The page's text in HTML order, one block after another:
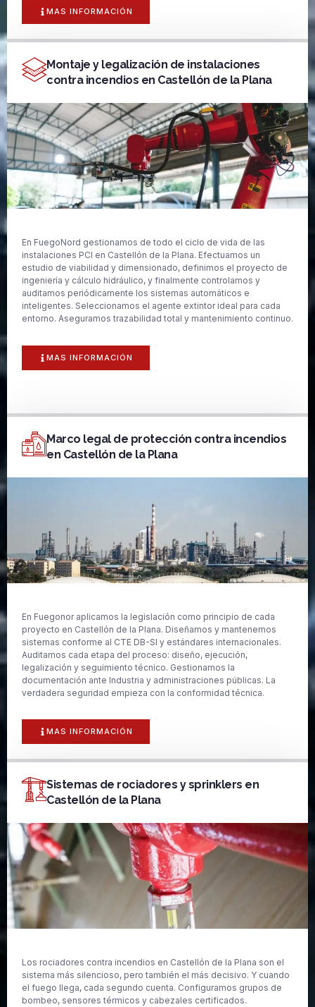
MAS INFORMACIÓN
Montaje y legalización de instalaciones
contra incendios en Castellón de la Plana
En FuegoNord gestionamos de todo el ciclo de vida de las
instalaciones PCI en Castellón de la Plana. Efectuamos un
estudio de viabilidad y dimensionado, definimos el proyecto de
ingeniería y cálculo hidráulico, y finalmente controlamos y
auditamos periódicamente los sistemas automáticos e
inteligentes. Seleccionamos el agente extintor ideal para cada
entorno. Aseguramos trazabilidad total y mantenimiento continuo.
MAS INFORMACIÓN
Marco legal de protección contra incendios
en Castellón de la Plana
En Fuegonor aplicamos la legislación como principio de cada
proyecto en Castellón de la Plana. Diseñamos y mantenemos
sistemas conforme al CTE DB-SI y estándares internacionales.
Auditamos cada etapa del proceso: diseño, ejecución,
legalización y seguimiento técnico. Gestionamos la
documentación ante Industria y administraciones públicas. La
verdadera seguridad empieza con la conformidad técnica.
MAS INFORMACIÓN
Sistemas de rociadores y sprinklers en
Castellón de la Plana
Los rociadores contra incendios en Castellón de la Plana son el
sistema más silencioso, pero también el más decisivo. Y cuando
el fuego llega, cada segundo cuenta. Configuramos grupos de
bombeo, sensores térmicos y cabezales certificados.